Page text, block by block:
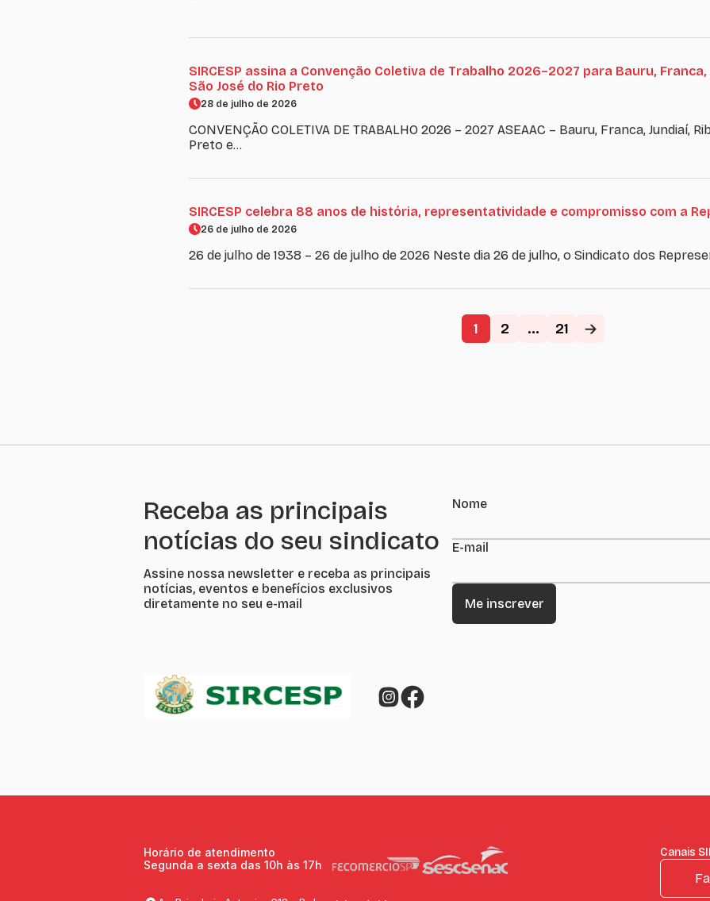
SIRCESP assina a Convenção Coletiva de Trabalho 2026–2027 para Bauru,
São José do Rio Preto
28 de julho de 2026
CONVENÇÃO COLETIVA DE TRABALHO 2026 – 2027 ASEAAC – Bauru, Franca, Jundiaí,
Preto e…
SIRCESP celebra 88 anos de história, representatividade e compromisso com a
26 de julho de 2026
26 de julho de 1938 – 26 de julho de 2026 Neste dia 26 de julho, o Sindicato dos
1 2 ... 21
Receba as principais
notícias do seu sindicato
Assine nossa newsletter e receba as principais
notícias, eventos e benefícios exclusivos
diretamente no seu e-mail
Nome
E-mail
Horário de atendimento
Segunda a sexta das 10h às 17h
Canais